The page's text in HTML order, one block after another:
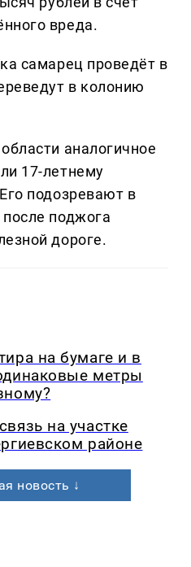
вреда.
самарец проведёт в
в колонию
аналогичное
17-летнему
подозревают в
поджога
дороге.
на бумаге и в
метры
на участке
районе
новость ↓